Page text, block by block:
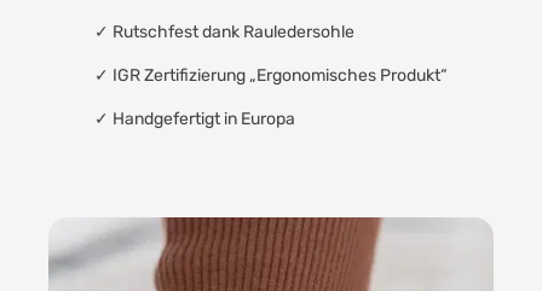
✓ Rutschfest dank Rauledersohle
✓ IGR Zertifizierung „Ergonomisches Produkt“
✓ Handgefertigt in Europa